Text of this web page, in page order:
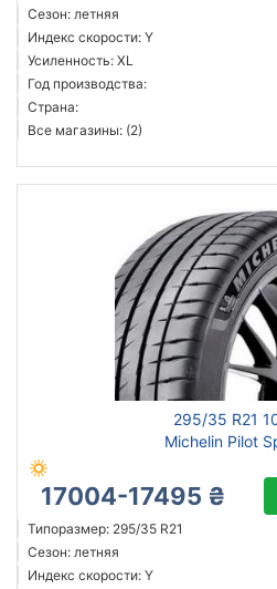
Сезон: летняя
Индекс скорости: Y
Усиленность: XL
Год производства:
Страна:
Все магазины: (2)
295/35 R21
Michelin Pilot
17004-17495 ₴
Типоразмер: 295/35 R21
Сезон: летняя
Индекс скорости: Y